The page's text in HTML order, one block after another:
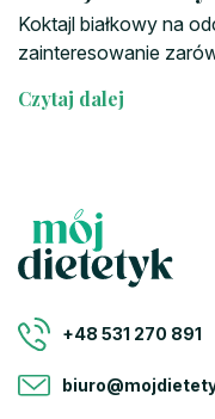
Koktajl białkowy na
zainteresowanie
Czytaj dalej
+48 531 270 891